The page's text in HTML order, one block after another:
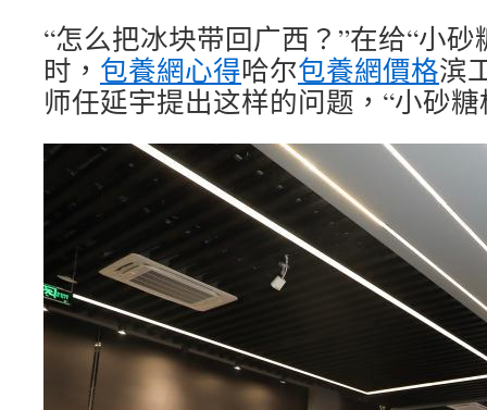
“怎么把冰块带回广西？”在给“小
时， 包養網心得哈尔包養網價格滨
师任延宇提出这样的问题，“小砂